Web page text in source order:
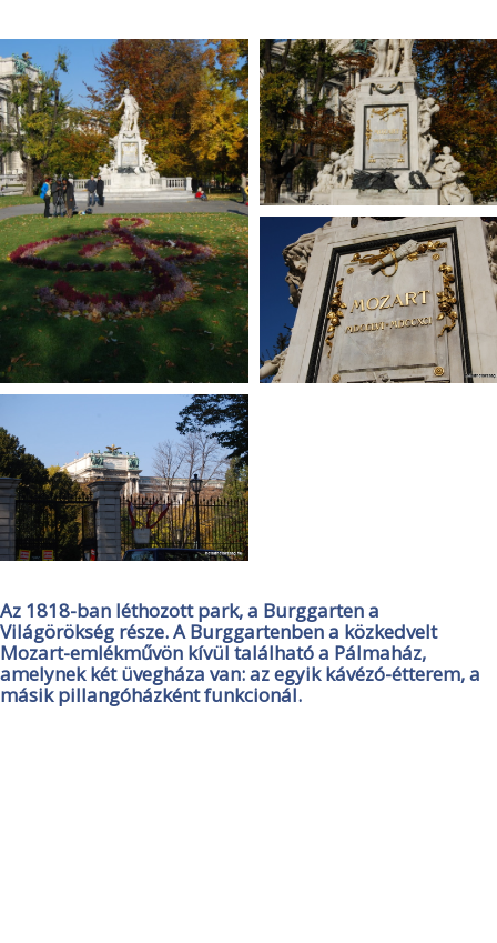
Az 1818-ban léthozott park, a Burggarten a
Világörökség része. A Burggartenben a közkedvelt
Mozart-emlékművön kívül található a Pálmaház,
amelynek két üvegháza van: az egyik kávézó-étterem, a
másik pillangóházként funkcionál.